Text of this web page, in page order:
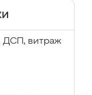
ДСП, витраж